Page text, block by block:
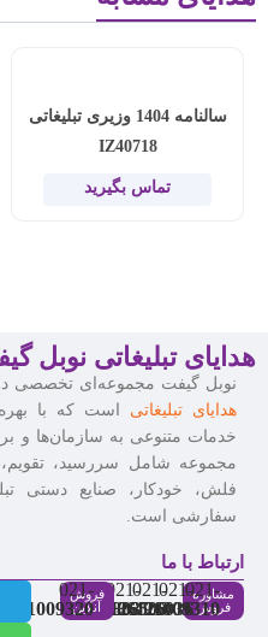
سالنامه 1404 وزیری تبلیغاتی
IZ40718
تماس بگیرید
هدایای تبلیغاتی نوبل
نوبل گیفت مجموعه‌ای تخصصی در
هدایای تبلیغاتی است که با
خدمات متنوعی به سازمان‌ها و
مجموعه شامل سررسید،
فلش، خودکار، صنایع دستی
سفارشی است.
ارتباط با ما
مشاوره
فروش
021-
91009310
021-
86126036
021-
86126506
021-
88537803
فروش
آنلاین
021-
91009320